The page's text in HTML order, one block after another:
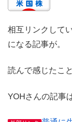
相互リンクして
になる記事が。
読んで感じたこ
YOHさんの記事